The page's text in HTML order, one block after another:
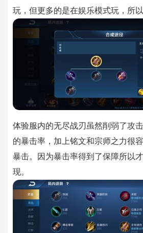
玩，但更多的是在娱乐模式玩，所
体验服内的无尽战刃虽然削弱了攻
的暴击率，加上铭文和宗师之力很
暴击。因为暴击率得到了保障所以
现。